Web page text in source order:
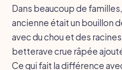
Dans beaucoup de
ancienne était un bouillon
avec du chou et des
betterave crue râpée
Ce qui fait la différence